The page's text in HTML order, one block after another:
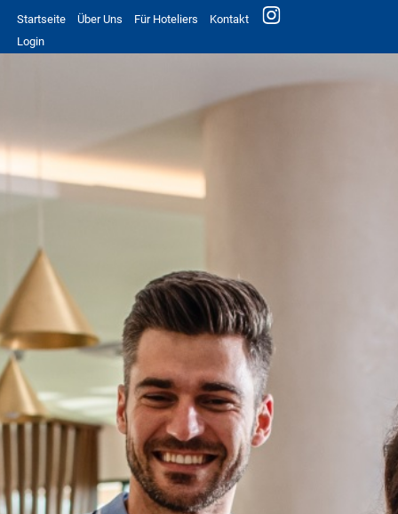
Startseite Über Uns Für Hoteliers
Kontakt
Login